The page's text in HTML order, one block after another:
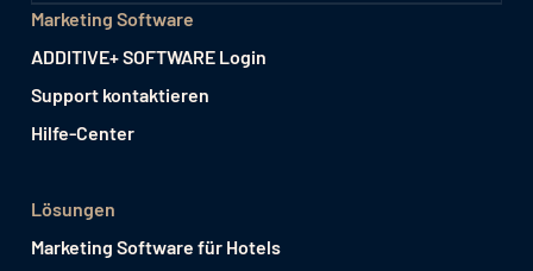
Marketing Software
ADDITIVE+ SOFTWARE Login
Support kontaktieren
Hilfe-Center
Lösungen
Marketing Software für Hotels